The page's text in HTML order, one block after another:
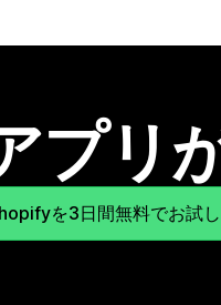
プリ
を3日間無料でお試